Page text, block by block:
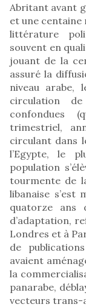
Abritant avant
et une centaine
littérature
souvent en
jouant de la
assuré la
niveau arabe,
circulation
confondues
trimestriel,
circulant dans
l’Egypte, le
population
tourmente de
libanaise s’est
quatorze ans
d’adaptation,
Londres et à
de
avaient
la
panarabe,
vecteurs trans-